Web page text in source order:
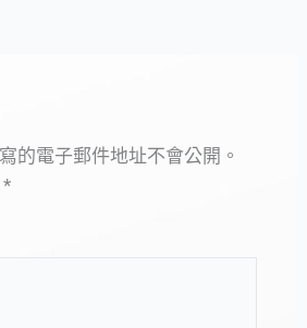
的電子郵件地址不會公開。
*